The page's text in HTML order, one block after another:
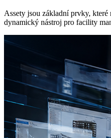
Assety jsou základní prvky,
dynamický nástroj pro facility